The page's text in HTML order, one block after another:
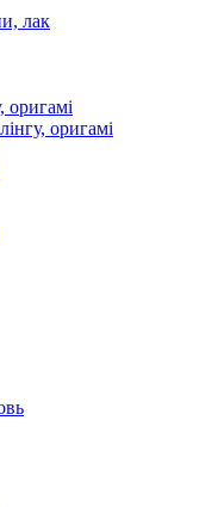
лак
оригамі
оригамі